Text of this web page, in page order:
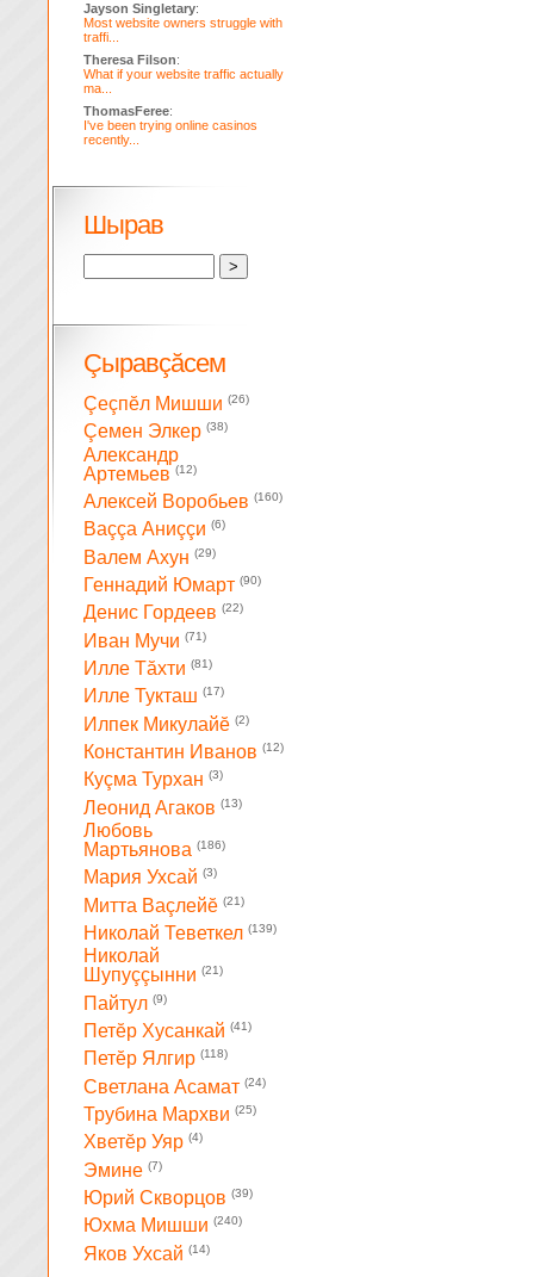
Jayson Singletary:
Most website owners struggle with
traffi...
Theresa Filson:
What if your website traffic actually
ma...
ThomasFeree:
I've been trying online casinos
recently...
Шырав
Çыравçăсем
Çеçпĕл Мишши (26)
Çемен Элкер (38)
Александр
Артемьев (12)
Алексей Воробьев (160)
Ваççа Аниççи (6)
Валем Ахун (29)
Геннадий Юмарт (90)
Денис Гордеев (22)
Иван Мучи (71)
Илле Тăхти (81)
Илле Тукташ (17)
Илпек Микулайĕ (2)
Константин Иванов (12)
Куçма Турхан (3)
Леонид Агаков (13)
Любовь
Мартьянова (186)
Мария Ухсай (3)
Митта Ваçлейĕ (21)
Николай Теветкел (139)
Николай
Шупуççынни (21)
Пайтул (9)
Петĕр Хусанкай (41)
Петĕр Ялгир (118)
Светлана Асамат (24)
Трубина Мархви (25)
Хветĕр Уяр (4)
Эмине (7)
Юрий Скворцов (39)
Юхма Мишши (240)
Яков Ухсай (14)